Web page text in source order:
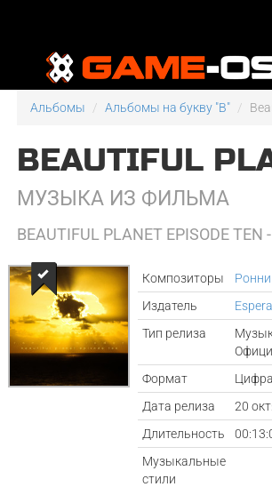
Альбомы Альбомы на букву "B"
BEAUTIFUL
МУЗЫКА ИЗ ФИЛЬМА
BEAUTIFUL PLANET EPISODE TEN
Композиторы
Издатель
Тип релиза
Формат
Дата релиза
20
Длительность
Музыкальные
стили